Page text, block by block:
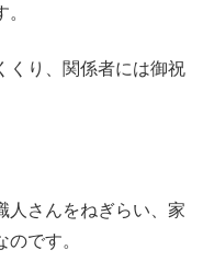
くり、関係者には御祝
人さんをねぎらい、家
です。